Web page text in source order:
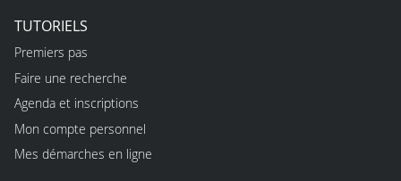
TUTORIELS
Premiers pas
Faire une recherche
Agenda et inscriptions
Mon compte personnel
Mes démarches en ligne